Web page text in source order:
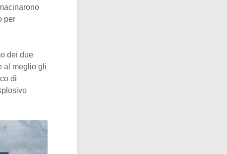
per
dei due
al meglio gli
di